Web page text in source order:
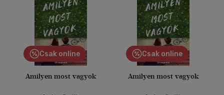
Csak online
Amilyen most vagyok
Csak online
Amilyen most vagyok